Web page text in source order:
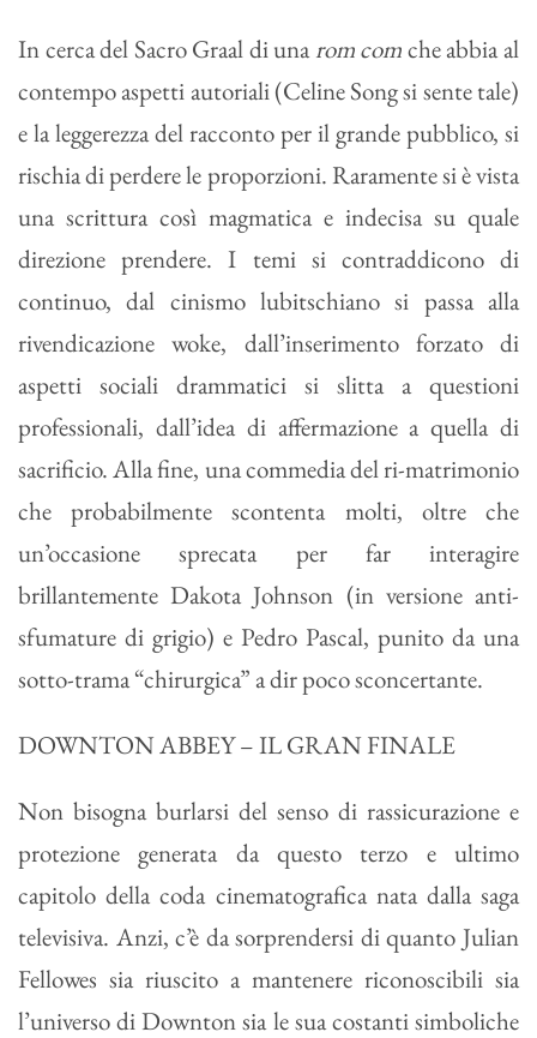
In cerca del Sacro Graal di unarom comche abbia al
contempo aspetti autoriali (Celine Song si sente tale)
e la leggerezza del racconto per il grande pubblico, si
rischia di perdere le proporzioni. Raramente si è vista
una scrittura così magmatica e indecisa su quale
direzione prendere. I temi si contraddicono di
continuo, dal cinismo lubitschiano si passa alla
rivendicazione woke, dall’inserimento forzato di
aspetti sociali drammatici si slitta a questioni
professionali, dall’idea di affermazione a quella di
sacrificio. Alla fine, una commedia del ri-matrimonio
che probabilmente scontenta molti, oltre che
un’occasione sprecata per far interagire
brillantemente Dakota Johnson (in versione anti-
sfumature di grigio) e Pedro Pascal, punito da una
sotto-trama “chirurgica” a dir poco sconcertante.
DOWNTON ABBEY – IL GRAN FINALE
Non bisogna burlarsi del senso di rassicurazione e
protezione generata da questo terzo e ultimo
capitolo della coda cinematografica nata dalla saga
televisiva. Anzi, c’è da sorprendersi di quanto Julian
Fellowes sia riuscito a mantenere riconoscibili sia
l’universo di Downton sia le sua costanti simboliche